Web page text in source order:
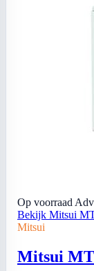
Op voorraad
Bekijk Mitsui
Mitsui
Mitsui